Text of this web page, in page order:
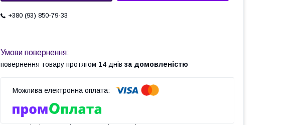
+380 (93) 850-79-33
повернення товару протягом 14 днів за домовленістю